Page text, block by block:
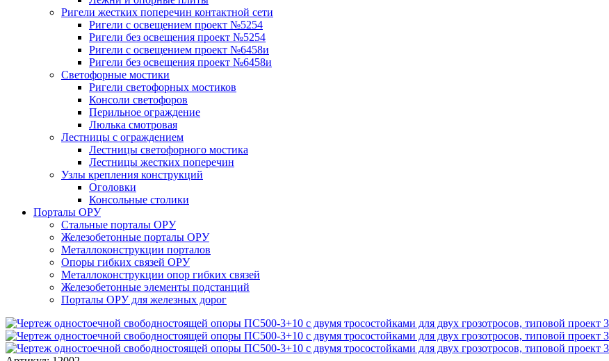
Ригели жестких поперечин контактной сети
Ригели с освещением проект №5254
Ригели без освещения проект №5254
Ригели с освещением проект №6458и
Ригели без освещения проект №6458и
Светофорные мостики
Ригели светофорных мостиков
Консоли светофоров
Перильное ограждение
Люлька смотровая
Лестницы с ограждением
Лестницы светофорного мостика
Лестницы жестких поперечин
Узлы крепления конструкций
Оголовки
Консольные столики
Порталы ОРУ
Стальные порталы ОРУ
Железобетонные порталы ОРУ
Металлоконструкции порталов
Опоры гибких связей ОРУ
Металлоконструкции опор гибких связей
Железобетонные элементы подстанций
Порталы ОРУ для железных дорог